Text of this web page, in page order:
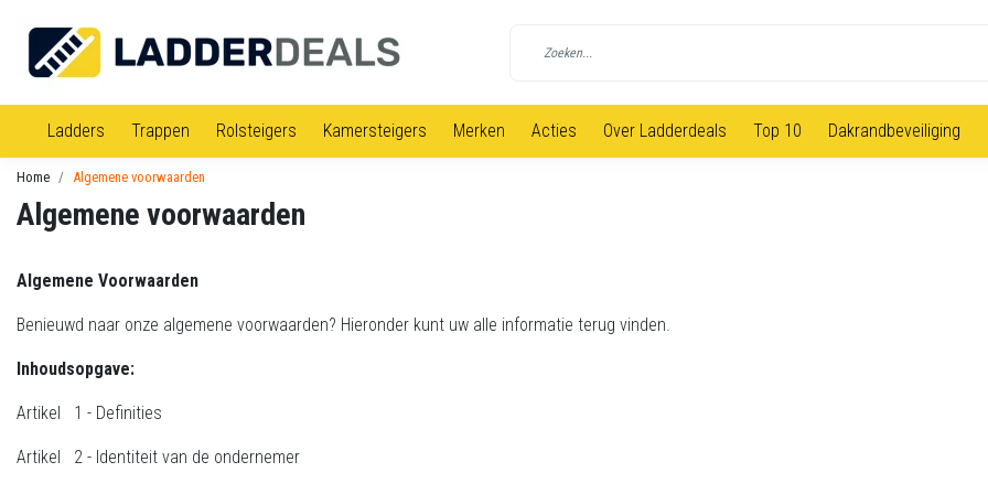
Ladders Trappen Rolsteigers Kamersteigers Merken Acties Over Ladderdeals Top 10 Dakrandbeveiliging
Home Algemene voorwaarden
Algemene voorwaarden
Algemene Voorwaarden
Benieuwd naar onze algemene voorwaarden? Hieronder kunt uw alle informatie terug vinden.
Inhoudsopgave:
Artikel 1 - Definities
Artikel 2 - Identiteit van de ondernemer